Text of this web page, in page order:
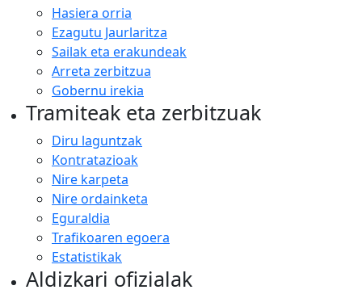
Hasiera orria
Ezagutu Jaurlaritza
Sailak eta erakundeak
Arreta zerbitzua
Gobernu irekia
Tramiteak eta zerbitzuak
Diru laguntzak
Kontratazioak
Nire karpeta
Nire ordainketa
Eguraldia
Trafikoaren egoera
Estatistikak
Aldizkari ofizialak